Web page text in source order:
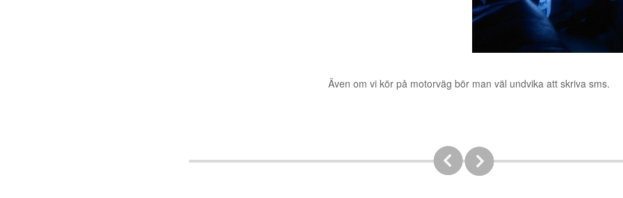
Även om vi kör på motorväg bör man väl undvika att skriva sms.